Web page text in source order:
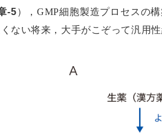
-5），GMP細胞製造プロセスの構
ない将来，大手がこぞって汎用